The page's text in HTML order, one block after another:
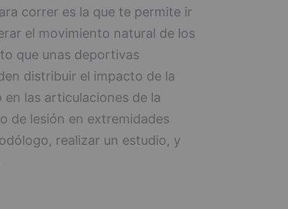
correr es la que te permite ir
el movimiento natural de los
que unas deportivas
distribuir el impacto de la
las articulaciones de la
de lesión en extremidades
realizar un estudio, y